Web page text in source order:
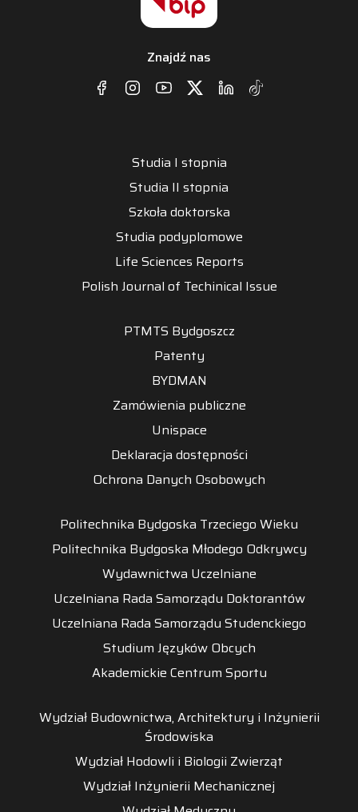
Znajdź nas
Studia I stopnia
Studia II stopnia
Szkoła doktorska
Studia podyplomowe
Life Sciences Reports
Polish Journal of Techinical Issue
PTMTS Bydgoszcz
Patenty
BYDMAN
Zamówienia publiczne
Unispace
Deklaracja dostępności
Ochrona Danych Osobowych
Politechnika Bydgoska Trzeciego Wieku
Politechnika Bydgoska Młodego Odkrywcy
Wydawnictwa Uczelniane
Uczelniana Rada Samorządu Doktorantów
Uczelniana Rada Samorządu Studenckiego
Studium Języków Obcych
Akademickie Centrum Sportu
Wydział Budownictwa, Architektury i Inżynierii
Środowiska
Wydział Hodowli i Biologii Zwierząt
Wydział Inżynierii Mechanicznej